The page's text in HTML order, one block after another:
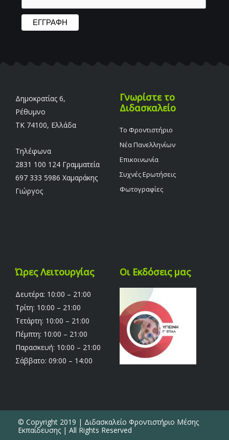
Δημοκρατίας 6,
Ρέθυμνο
TK 74100, Ελλάδα
Τηλέφωνα
2831 100 124 Γραμματεία
697 333 5986 Χαμαράκης
Γιώργος
Γνωρίστε το
Διδασκαλείο
Το Φροντιστήριο
Νέα Πανελληνίων
Επικοινωνία
Συχνές Ερωτήσεις
Φωτογραφίες
Ώρες Λειτουργίας
Δευτέρα: 10:00 – 21:00
Τρίτη: 10:00 – 21:00
Τετάρτη: 10:00 – 21:00
Πέμπτη: 10:00 – 21:00
Παρασκευή: 10:00 – 21:00
Σάββατο: 09:00 – 14:00
Οι Εκδόσεις μας
© Copyright 2019 | Διδασκαλείο Φροντιστήριο Μέσης
Εκπαίδευσης | All Rights Reserved